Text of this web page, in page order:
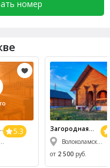
номер
5.3
деревня Веригино
Загородная
база отдыха
Зубово
Волоколамский р-н, д. Зубово
от 2 500 руб.